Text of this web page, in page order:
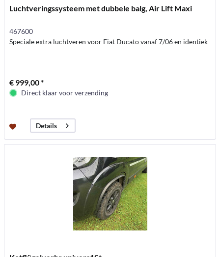
Luchtveringssysteem met dubbele balg, Air Lift Maxi
467600
Speciale extra luchtveren voor Fiat Ducato vanaf 7/06 en identiek
€ 999,00 *
Direct klaar voor verzending
Details